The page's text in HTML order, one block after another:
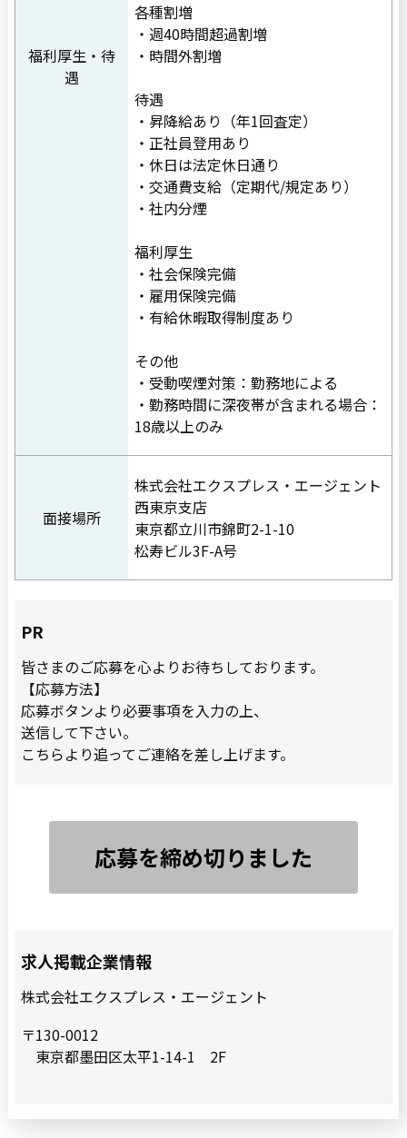
福利厚生・待
遇
各種割増
・週40時間超過割増
・時間外割増
待遇
・昇降給あり（年1回査定）
・正社員登用あり
・休日は法定休日通り
・交通費支給（定期代/規定あり）
・社内分煙
福利厚生
・社会保険完備
・雇用保険完備
・有給休暇取得制度あり
その他
・受動喫煙対策：勤務地による
・勤務時間に深夜帯が含まれる場合：
18歳以上のみ
面接場所
株式会社エクスプレス・エージェント
西東京支店
東京都立川市錦町2-1-10
松寿ビル3F-A号
PR
皆さまのご応募を心よりお待ちしております。
【応募方法】
応募ボタンより必要事項を入力の上、
送信して下さい。
こちらより追ってご連絡を差し上げます。
応募を締め切りました
求人掲載企業情報
株式会社エクスプレス・エージェント
〒130-0012
東京都墨田区太平1-14-1 2F